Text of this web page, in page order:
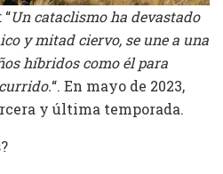
Un cataclismo ha devastado
y mitad ciervo, se une a una
híbridos como él para
“. En mayo de 2023,
y última temporada.